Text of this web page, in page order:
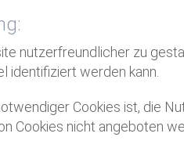
nutzerfreundlicher zu
identifiziert werden kann.
Cookies ist, die
Cookies nicht angeboten